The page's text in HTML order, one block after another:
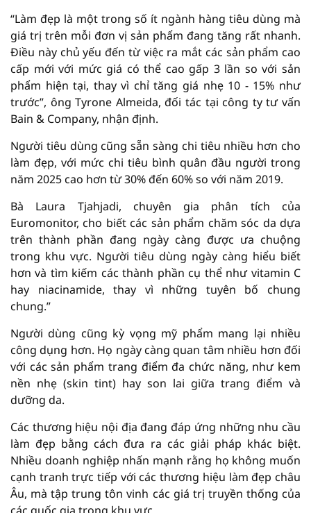
“Làm đẹp là một trong số ít ngành hàng tiêu dùng mà
giá trị trên mỗi đơn vị sản phẩm đang tăng rất nhanh.
Điều này chủ yếu đến từ việc ra mắt các sản phẩm cao
cấp mới với mức giá có thể cao gấp 3 lần so với sản
phẩm hiện tại, thay vì chỉ tăng giá nhẹ 10 - 15% như
trước”, ông Tyrone Almeida, đối tác tại công ty tư vấn
Bain & Company, nhận định.
Người tiêu dùng cũng sẵn sàng chi tiêu nhiều hơn cho
làm đẹp, với mức chi tiêu bình quân đầu người trong
năm 2025 cao hơn từ 30% đến 60% so với năm 2019.
Bà Laura Tjahjadi, chuyên gia phân tích của
Euromonitor, cho biết các sản phẩm chăm sóc da dựa
trên thành phần đang ngày càng được ưa chuộng
trong khu vực. Người tiêu dùng ngày càng hiểu biết
hơn và tìm kiếm các thành phần cụ thể như vitamin C
hay niacinamide, thay vì những tuyên bố chung
chung.”
Người dùng cũng kỳ vọng mỹ phẩm mang lại nhiều
công dụng hơn. Họ ngày càng quan tâm nhiều hơn đối
với các sản phẩm trang điểm đa chức năng, như kem
nền nhẹ (skin tint) hay son lai giữa trang điểm và
dưỡng da.
Các thương hiệu nội địa đang đáp ứng những nhu cầu
làm đẹp bằng cách đưa ra các giải pháp khác biệt.
Nhiều doanh nghiệp nhấn mạnh rằng họ không muốn
cạnh tranh trực tiếp với các thương hiệu làm đẹp châu
Âu, mà tập trung tôn vinh các giá trị truyền thống của